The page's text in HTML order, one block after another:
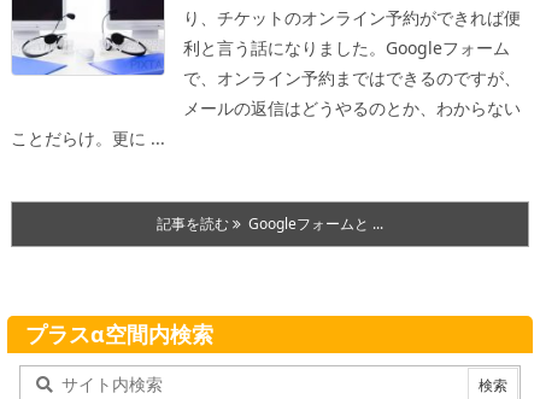
り、チケットのオンライン予約ができれば便
利と言う話になりました。 Googleフォーム
で、オンライン予約まではできるのですが、
メールの返信はどうやるのとか、わからない
ことだらけ。更に ...
記事を読む Googleフォームと ...
プラスα空間内検索